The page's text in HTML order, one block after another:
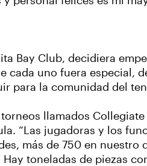
Bay Club, decidiera
cada uno fuera especial,
para la comunidad del
llamados
“Las jugadoras y los
más de 750 en
toneladas de piezas